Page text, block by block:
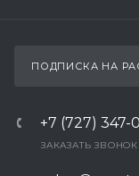
ПОДПИСКА НА
+7 (727) 347-
ЗАКАЗАТЬ ЗВОНОК